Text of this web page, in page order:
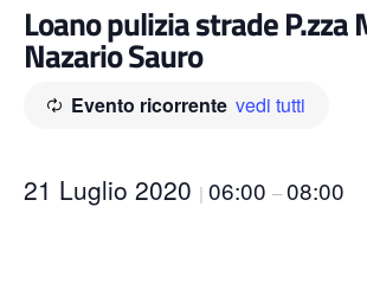
Loano pulizia strade P.zza
Nazario Sauro
Evento ricorrente vedi tutti
21 Luglio 2020 | 06:00 –08:00